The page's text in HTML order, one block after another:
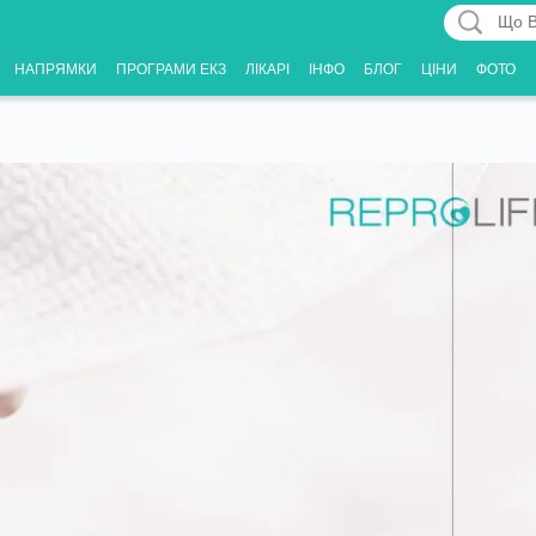
НАПРЯМКИ ПРОГРАМИ ЕКЗ ЛІКАРІ ІНФО БЛОГ ЦІНИ ФОТО
Що
Вас
цікавить?